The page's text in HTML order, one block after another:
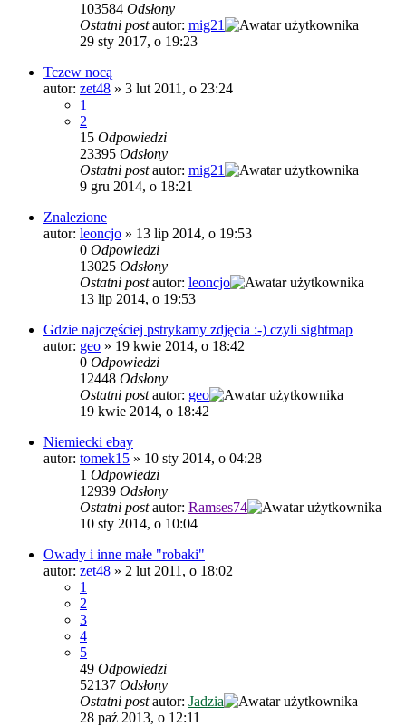
103584 Odsłony
Ostatni postautor: mig21
29 sty 2017, o 19:23
Tczew nocą
autor: zet48 » 3 lut 2011, o 23:24
1
2
15 Odpowiedzi
23395 Odsłony
Ostatni postautor: mig21
9 gru 2014, o 18:21
Znalezione
autor: leoncjo » 13 lip 2014, o 19:53
0 Odpowiedzi
13025 Odsłony
Ostatni postautor: leoncjo
13 lip 2014, o 19:53
Gdzie najczęściej pstrykamy zdjęcia :-) czyli sightmap
autor: geo » 19 kwie 2014, o 18:42
0 Odpowiedzi
12448 Odsłony
Ostatni postautor: geo
19 kwie 2014, o 18:42
Niemiecki ebay
autor: tomek15 » 10 sty 2014, o 04:28
1 Odpowiedzi
12939 Odsłony
Ostatni postautor: Ramses74
10 sty 2014, o 10:04
Owady i inne małe "robaki"
autor: zet48 » 2 lut 2011, o 18:02
1
2
3
4
5
49 Odpowiedzi
52137 Odsłony
Ostatni postautor: Jadzia
28 paź 2013, o 12:11